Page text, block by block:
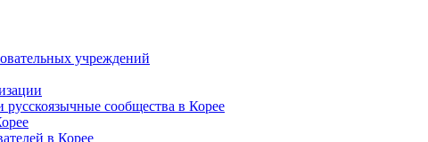
учреждений
русскоязычные сообщества в Корее
в Корее